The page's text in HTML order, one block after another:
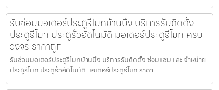
รับซ่อมมอเตอร์ประตูรีโมทบ้านบึง บริการรับติดตั้ง
ประตูรีโมท ประตูรั้วอัตโนมัติ มอเตอร์ประตูรีโมท ครบ
วงจร ราคาถูก
รับซ่อมมอเตอร์ประตูรีโมทบ้านบึง บริการรับติดตั้ง ซ่อมแซม และ จำหน่าย
ประตูรีโมท ประตูรั้วอัตโนมัติ มอเตอร์ประตูรีโมท ราคา